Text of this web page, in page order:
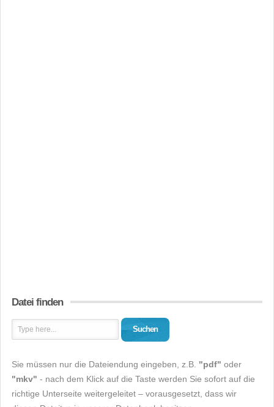
Datei finden
Suchen
Sie müssen nur die Dateiendung eingeben, z.B. "pdf" oder
"mkv" - nach dem Klick auf die Taste werden Sie sofort auf die
richtige Unterseite weitergeleitet – vorausgesetzt, dass wir